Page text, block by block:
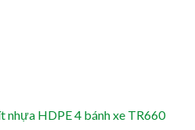
nhựa HDPE 4 bánh xe TR660